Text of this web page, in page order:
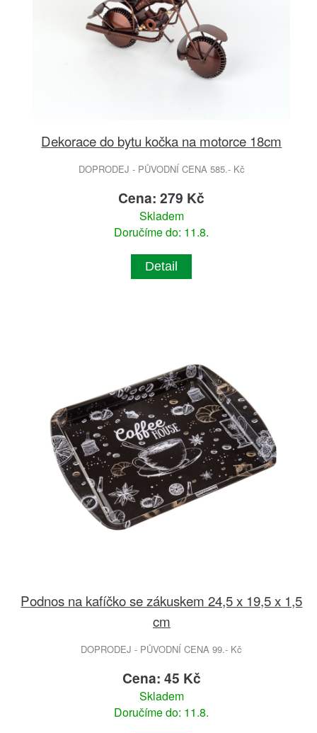
Dekorace do bytu kočka na motorce 18cm
DOPRODEJ - PŮVODNÍ CENA 585.- Kč
Cena: 279 Kč
Skladem
Doručíme do: 11.8.
Detail
Podnos na kafíčko se zákuskem 24,5 x 19,5 x 1,5
cm
DOPRODEJ - PŮVODNÍ CENA 99.- Kč
Cena: 45 Kč
Skladem
Doručíme do: 11.8.